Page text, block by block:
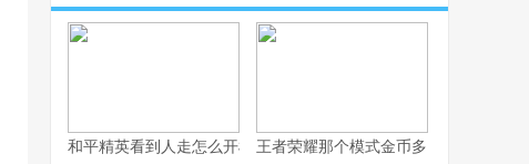
和平精英看到人走怎么开枪，冷静瞄准与节奏掌控的艺术，副标题
王者荣耀那个模式金币多，揭秘高效积